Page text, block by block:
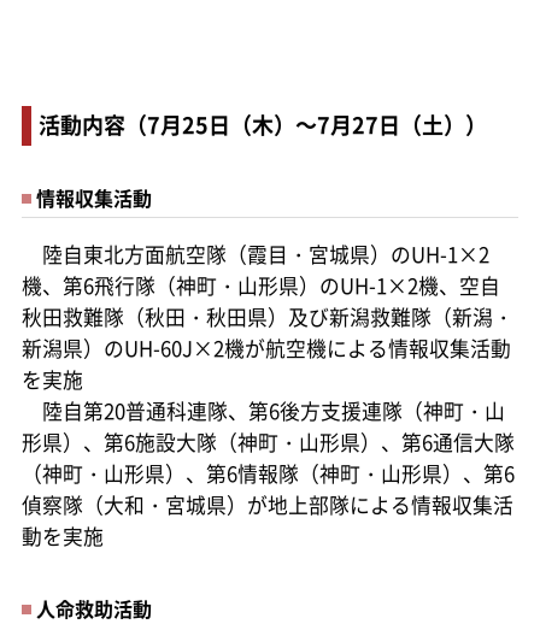
活動内容（7月25日（木）～7月27日（土））
情報収集活動
陸自東北方面航空隊（霞目・宮城県）のUH-1×2
機、第6飛行隊（神町・山形県）のUH-1×2機、空自
秋田救難隊（秋田・秋田県）及び新潟救難隊（新潟・
新潟県）のUH-60J×2機が航空機による情報収集活動
を実施
陸自第20普通科連隊、第6後方支援連隊（神町・山
形県）、第6施設大隊（神町・山形県）、第6通信大隊
（神町・山形県）、第6情報隊（神町・山形県）、第6
偵察隊（大和・宮城県）が地上部隊による情報収集活
動を実施
人命救助活動